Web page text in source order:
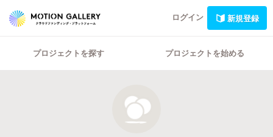
ログイン 新規登録
プロジェクトを探す プロジェクトを始める